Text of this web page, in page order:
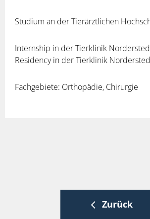
Studium an der Tierärztlichen
Internship in der Tierklinik
Residency in der Tierklinik
Fachgebiete: Orthopädie, Chirurgie
Zurück